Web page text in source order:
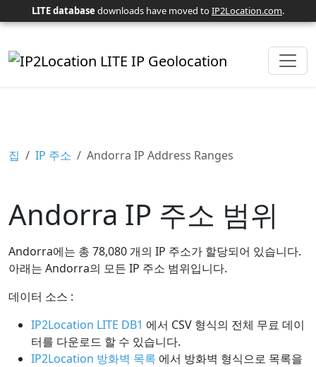
LITE database downloads have moved toIP2Location.com.
집 IP 주소 Andorra IP Address Ranges
Andorra IP 주소 범위
Andorra에는 총 78,080 개의 IP 주소가 할당되어 있습니다.
아래는 Andorra의 모든 IP 주소 범위입니다.
데이터 소스 :
IP2Location LITE DB1 에서 CSV 형식의 전체 무료 데이
터를 다운로드 할 수 있습니다.
IP2Location 방화벽 목록 에서 방화벽 형식으로 목록을